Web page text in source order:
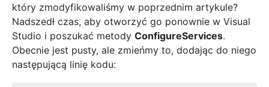
który zmodyfikowaliśmy w poprzednim artykule?
Nadszedł czas, aby otworzyć go ponownie w Visual
Studio i poszukać metody ConfigureServices.
Obecnie jest pusty, ale zmieńmy to, dodając do niego
następującą linię kodu: